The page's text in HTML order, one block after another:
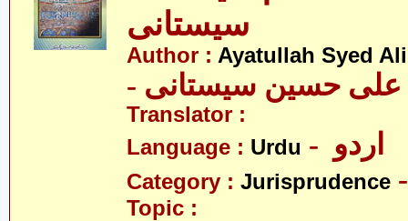
Author : Ayatullah Syed
علی حسین سیستانی
Translator :
Language : Urdu
Category : Jurisprudence
Topic :